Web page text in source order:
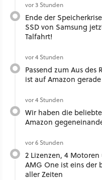
vor 3 Stunden
Ende der
SSD von Samsung
Talfahrt!
vor 4 Stunden
Passend zum Aus des
ist auf Amazon
vor 4 Stunden
Wir haben die
Amazon
vor 6 Stunden
2 Lizenzen, 4 Motoren
AMG One ist eins der
aller Zeiten